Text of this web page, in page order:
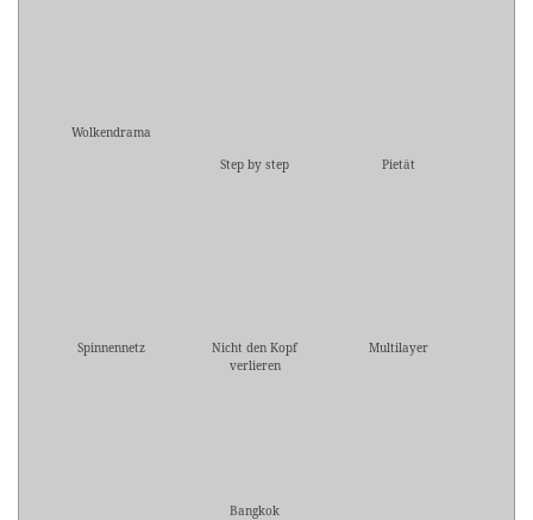
Wolkendrama
Step by step
Pietät
Spinnennetz
Nicht den Kopf
verlieren
Multilayer
Bangkok